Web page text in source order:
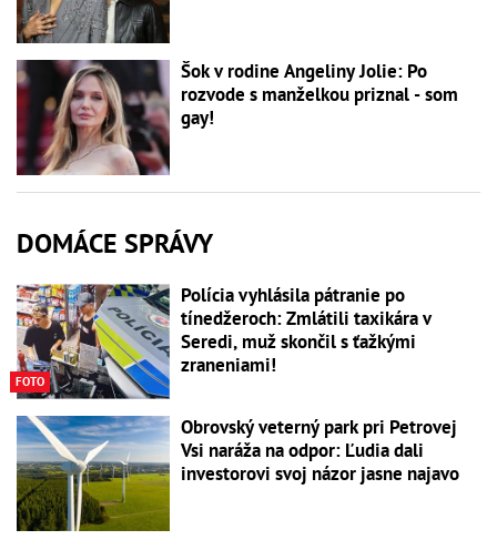
Šok v rodine Angeliny Jolie: Po
rozvode s manželkou priznal - som
gay!
DOMÁCE SPRÁVY
FOTO
Polícia vyhlásila pátranie po
tínedžeroch: Zmlátili taxikára v
Seredi, muž skončil s ťažkými
zraneniami!
Obrovský veterný park pri Petrovej
Vsi naráža na odpor: Ľudia dali
investorovi svoj názor jasne najavo